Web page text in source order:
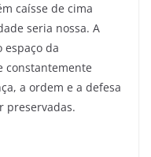
caísse de cima
seria nossa. A
espaço da
constantemente
a ordem e a defesa
preservadas.